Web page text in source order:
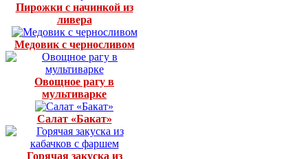
Пирожки с начинкой из
ливера
Медовик с черносливом
Овощное рагу в
мультиварке
Салат «Бакат»
Горячая закуска из